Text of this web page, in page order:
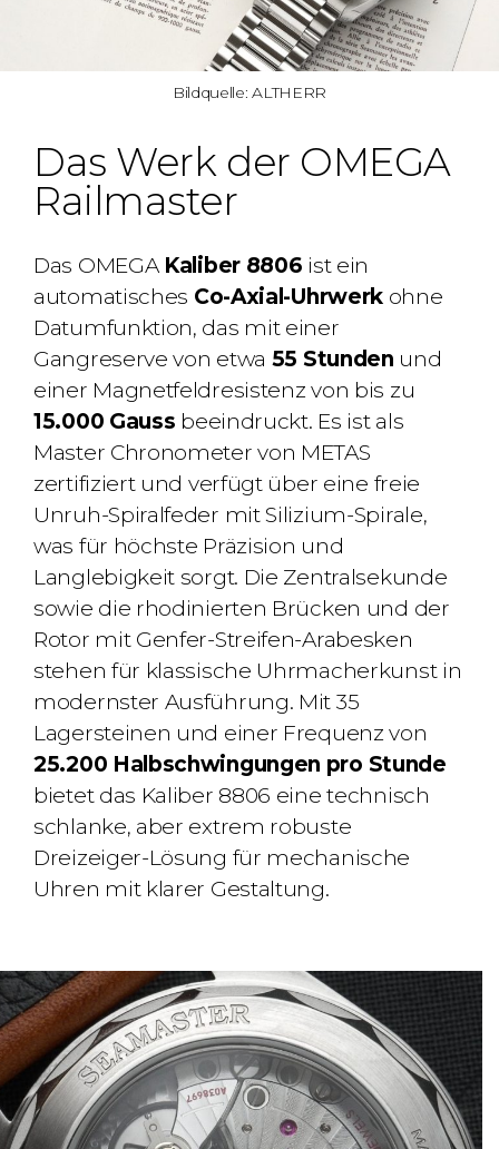
Bildquelle: ALTHERR
Das Werk der OMEGA
Railmaster
Das OMEGA Kaliber 8806 ist ein
automatisches Co-Axial-Uhrwerk ohne
Datumfunktion, das mit einer
Gangreserve von etwa 55 Stunden und
einer Magnetfeldresistenz von bis zu
15.000 Gauss beeindruckt. Es ist als
Master Chronometer von METAS
zertifiziert und verfügt über eine freie
Unruh-Spiralfeder mit Silizium-Spirale,
was für höchste Präzision und
Langlebigkeit sorgt. Die Zentralsekunde
sowie die rhodinierten Brücken und der
Rotor mit Genfer-Streifen-Arabesken
stehen für klassische Uhrmacherkunst in
modernster Ausführung. Mit 35
Lagersteinen und einer Frequenz von
25.200 Halbschwingungen pro Stunde
bietet das Kaliber 8806 eine technisch
schlanke, aber extrem robuste
Dreizeiger-Lösung für mechanische
Uhren mit klarer Gestaltung.